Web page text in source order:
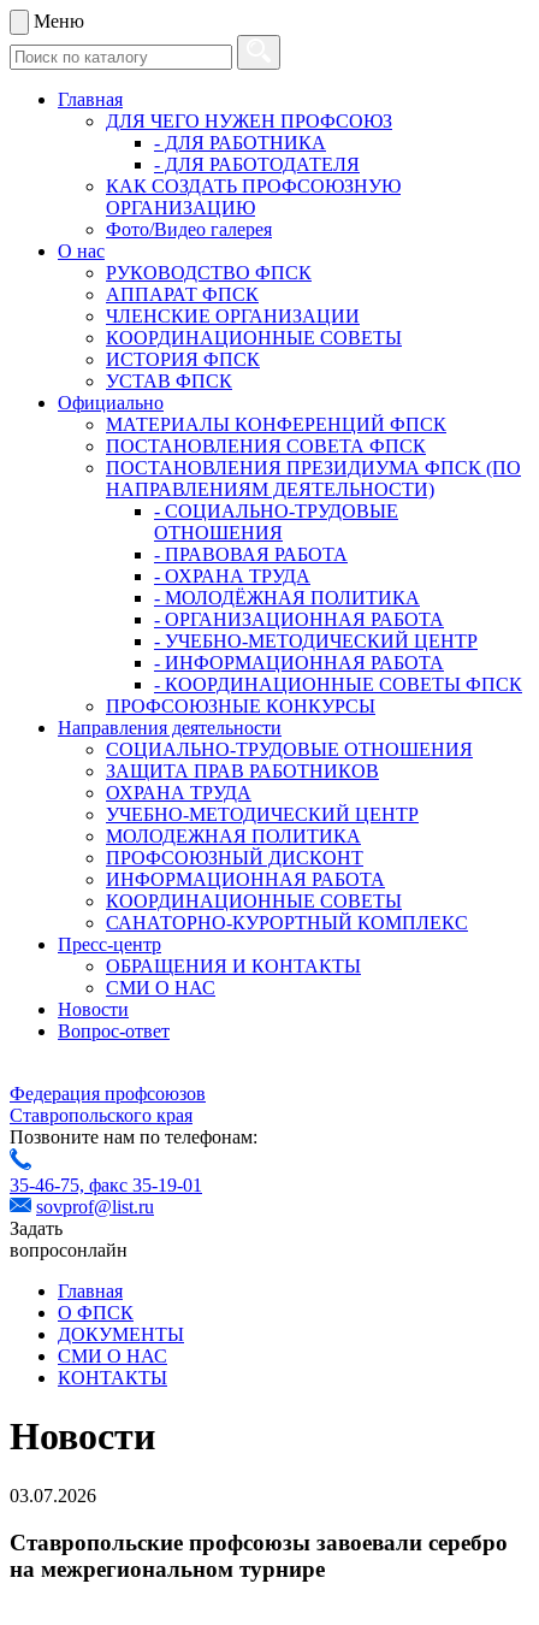
Меню
Главная
ДЛЯ ЧЕГО НУЖЕН ПРОФСОЮЗ
- ДЛЯ РАБОТНИКА
- ДЛЯ РАБОТОДАТЕЛЯ
КАК СОЗДАТЬ ПРОФСОЮЗНУЮ
ОРГАНИЗАЦИЮ
Фото/Видео галерея
О нас
РУКОВОДСТВО ФПСК
АППАРАТ ФПСК
ЧЛЕНСКИЕ ОРГАНИЗАЦИИ
КООРДИНАЦИОННЫЕ СОВЕТЫ
ИСТОРИЯ ФПСК
УСТАВ ФПСК
Официально
МАТЕРИАЛЫ КОНФЕРЕНЦИЙ ФПСК
ПОСТАНОВЛЕНИЯ СОВЕТА ФПСК
ПОСТАНОВЛЕНИЯ ПРЕЗИДИУМА ФПСК (ПО
НАПРАВЛЕНИЯМ ДЕЯТЕЛЬНОСТИ)
- СОЦИАЛЬНО-ТРУДОВЫЕ
ОТНОШЕНИЯ
- ПРАВОВАЯ РАБОТА
- ОХРАНА ТРУДА
- МОЛОДЁЖНАЯ ПОЛИТИКА
- ОРГАНИЗАЦИОННАЯ РАБОТА
- УЧЕБНО-МЕТОДИЧЕСКИЙ ЦЕНТР
- ИНФОРМАЦИОННАЯ РАБОТА
- КООРДИНАЦИОННЫЕ СОВЕТЫ ФПСК
ПРОФСОЮЗНЫЕ КОНКУРСЫ
Направления деятельности
СОЦИАЛЬНО-ТРУДОВЫЕ ОТНОШЕНИЯ
ЗАЩИТА ПРАВ РАБОТНИКОВ
ОХРАНА ТРУДА
УЧЕБНО-МЕТОДИЧЕСКИЙ ЦЕНТР
МОЛОДЕЖНАЯ ПОЛИТИКА
ПРОФСОЮЗНЫЙ ДИСКОНТ
ИНФОРМАЦИОННАЯ РАБОТА
КООРДИНАЦИОННЫЕ СОВЕТЫ
САНАТОРНО-КУРОРТНЫЙ КОМПЛЕКС
Пресс-центр
ОБРАЩЕНИЯ И КОНТАКТЫ
СМИ О НАС
Новости
Вопрос-ответ
Федерация профсоюзов
Ставропольского края
Позвоните нам по телефонам:
35-46-75, факс 35-19-01
sovprof@list.ru
Задать
вопросонлайн
Главная
О ФПСК
ДОКУМЕНТЫ
СМИ О НАС
КОНТАКТЫ
Новости
03.07.2026
Ставропольские профсоюзы завоевали серебро
на межрегиональном турнире